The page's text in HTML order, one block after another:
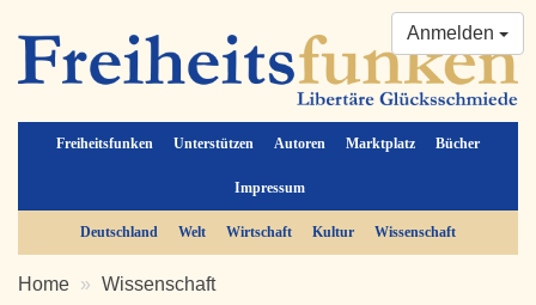
Freiheitsfunken Unterstützen Autoren Marktplatz Bücher
Impressum
Anmelden
Deutschland Welt Wirtschaft Kultur Wissenschaft
Home Wissenschaft